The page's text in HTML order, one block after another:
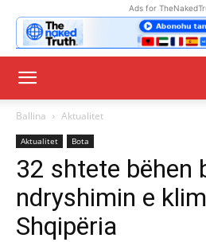
Ads for
Ballina Aktualitet
Aktualitet Bota
32 shtete bëhen
ndryshimin e
Shqipëria